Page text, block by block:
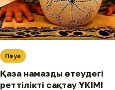
Пәтуа
Қаза намазды өтеудегі
реттілікті сақтау ҮКІМІ